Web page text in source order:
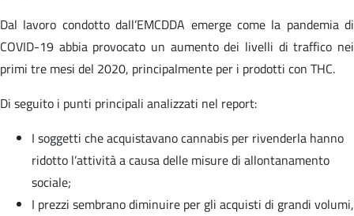
Dal lavoro condotto dall’EMCDDA emerge come la pandemia di
COVID-19 abbia provocato un aumento dei livelli di traffico nei
primi tre mesi del 2020, principalmente per i prodotti con THC.
Di seguito i punti principali analizzati nel report:
I soggetti che acquistavano cannabis per rivenderla hanno
ridotto l’attività a causa delle misure di allontanamento
sociale;
I prezzi sembrano diminuire per gli acquisti di grandi volumi,